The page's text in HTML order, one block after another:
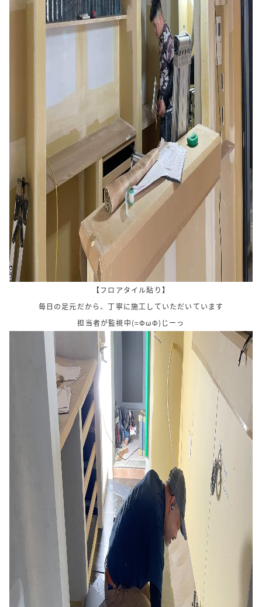
【フロアタイル貼り】
毎日の足元だから、丁寧に施工していただいています
担当者が監視中(=ΦωΦ)じーっ